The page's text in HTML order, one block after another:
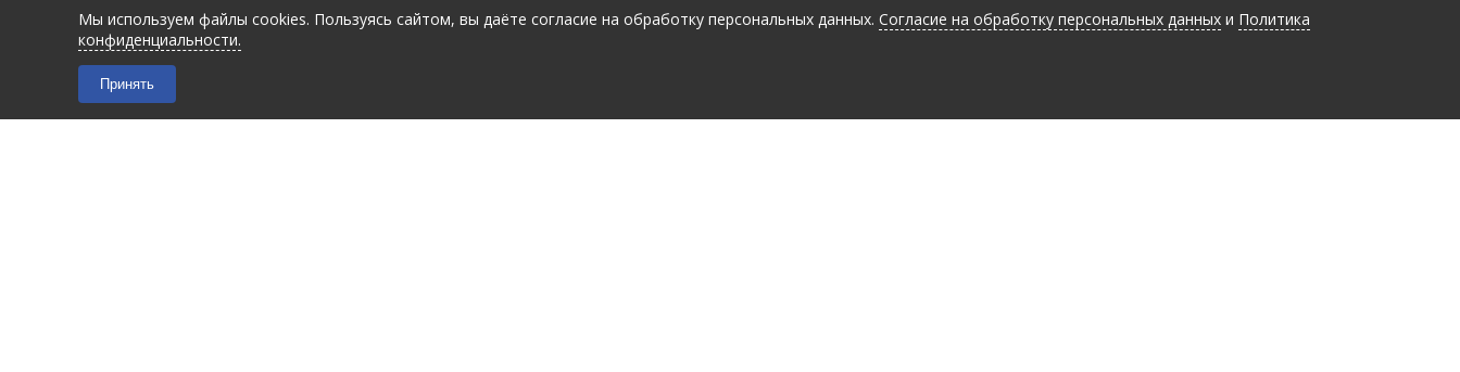
Мы используем файлы cookies. Пользуясь сайтом, вы даёте согласие на обработку персональных данных. Согласие на обработку персональных данных и Политика
конфиденциальности.
Принять